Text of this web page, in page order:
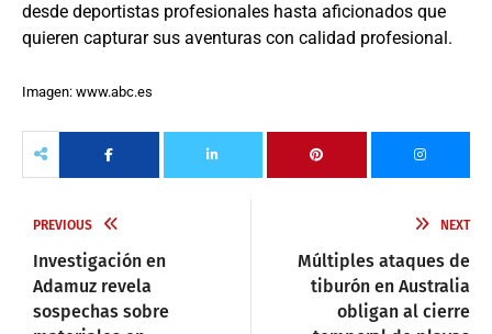
desde deportistas profesionales hasta aficionados que
quieren capturar sus aventuras con calidad profesional.
Imagen: www.abc.es
PREVIOUS
Investigación en
Adamuz revela
sospechas sobre
NEXT
Múltiples ataques de
tiburón en Australia
obligan al cierre